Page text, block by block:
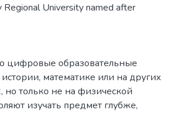
Regional University named after
цифровые образовательные
математике или на других
но только не на физической
изучать предмет глубже,